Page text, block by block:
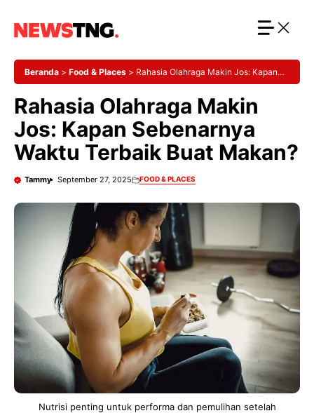
Beranda > Food & Places > Rahasia Olahraga Makin Jos: Kapan
Rahasia Olahraga Makin
Jos: Kapan Sebenarnya
Waktu Terbaik Buat Makan?
Tammy September 27, 2025 FOOD & PLACES
Nutrisi penting untuk performa dan pemulihan setelah